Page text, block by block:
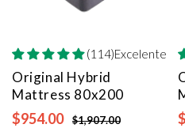
(114)Excelente
Original Hybrid
Mattress 80x200
$954.00 $1,907.00